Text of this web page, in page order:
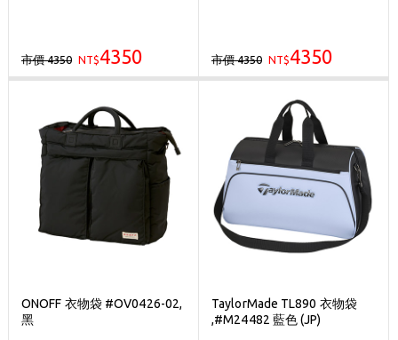
市價 4350 NT$4350 市價 4350 NT$4350
ONOFF 衣物袋 #OV0426-02,
黑
TaylorMade TL890 衣物袋
,#M24482 藍色 (JP)